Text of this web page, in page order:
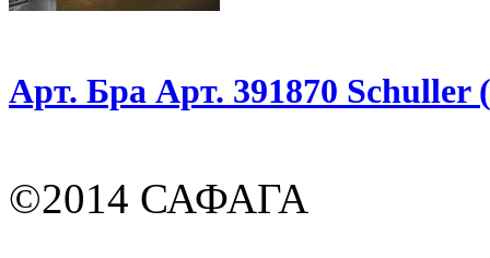
Арт. Бра Арт. 391870 Schuller
©2014 САФАГА